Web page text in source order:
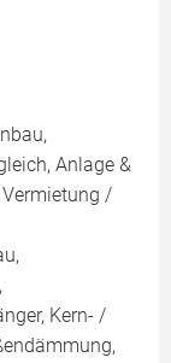
Anlage &
/
Kern- /